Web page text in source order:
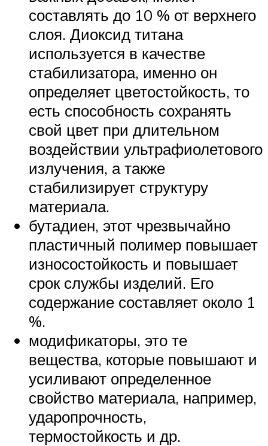
составлять до 10 % от верхнего
слоя. Диоксид титана
используется в качестве
стабилизатора, именно он
определяет цветостойкость, то
есть способность сохранять
свой цвет при длительном
воздействии ультрафиолетового
излучения, а также
стабилизирует структуру
материала.
бутадиен, этот чрезвычайно
пластичный полимер повышает
износостойкость и повышает
срок службы изделий. Его
содержание составляет около 1
%.
модификаторы, это те
вещества, которые повышают и
усиливают определенное
свойство материала, например,
ударопрочность,
термостойкость и др.